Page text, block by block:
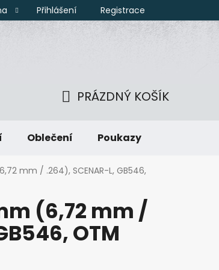
Přihlášení Registrace
KOŠÍK
PRÁZDNÝ KOŠÍK
Oblečení Poukazy
mm / .264), SCENAR-L, GB546,
(6,72 mm /
OTM